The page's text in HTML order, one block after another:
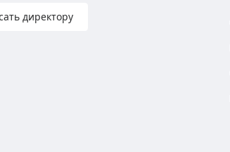
директору